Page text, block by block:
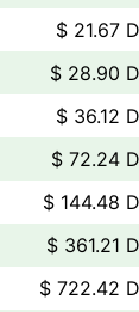
$ 21.67
$ 28.90
$ 36.12
$ 72.24
$ 144.48
$ 361.21
$ 722.42